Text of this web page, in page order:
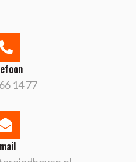
14 77